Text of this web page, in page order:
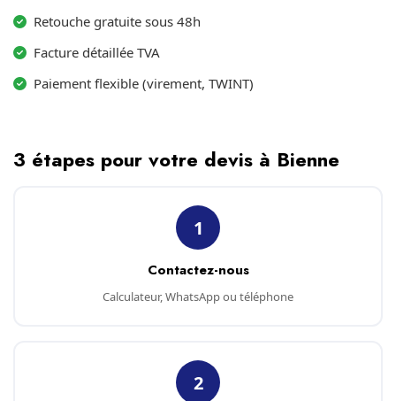
Retouche gratuite sous 48h
Facture détaillée TVA
Paiement flexible (virement, TWINT)
3 étapes pour votre devis à Bienne
1
Contactez-nous
Calculateur, WhatsApp ou téléphone
2